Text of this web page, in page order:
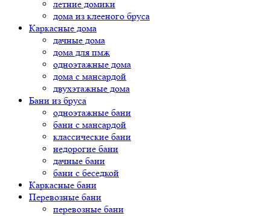
летние домики
дома из клееного бруса
Каркасные дома
дачные дома
дома для пмж
одноэтажные дома
дома с мансардой
двухэтажные дома
Бани из бруса
одноэтажные бани
бани с мансардой
классические бани
недорогие бани
дачные бани
бани с беседкой
Каркасные бани
Перевозные бани
перевозные бани